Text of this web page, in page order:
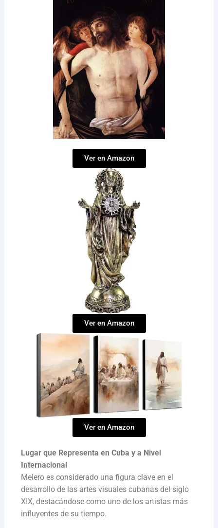
Ver en Amazon
Ver en Amazon
Ver en Amazon
Lugar que Representa en Cuba y a Nivel
Internacional
Melero es considerado una figura clave en el
desarrollo de las artes visuales cubanas del siglo
XIX, destacándose como uno de los artistas más
influyentes de su tiempo.